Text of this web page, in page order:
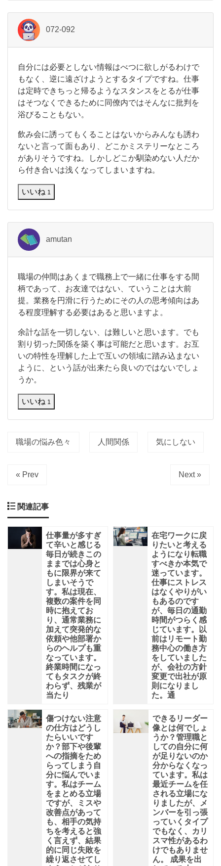
072-092
自
分
に
は
必
要
し
な
い
情
報
べ
つ
が
る
で
も
な
自分には必要としない情報はべつに欲しがるわけで
もなく、逆に遠ざけようとするタイプですね。仕事
は定時できちっと帰るようなスタンスをとるが仕事
はそつなくできるために同僚内ではそんなに批判を
浴びることもない。
飲み会に誘ってもくることはないからみんなも誘わ
ないと言って面もあり、どこかミステリーなところ
がありそうですね。しかしどこか馴染めない人だか
ら付き合いは浅くなってしまいますね。
いいね 1
amutan
職
場
の
仲
間
あ
く
ま
で
職
務
で
一
仕
事
る
で
職場の仲間はあくまで職務上で一緒に仕事をする間
柄であって、お友達ではない、ていうことは大前
提。業務を円滑に行うためにその人の思考傾向はあ
る程度理解する必要はあると思いますよ。
余計な話を一切しない、は難しいと思います。でも
割り切った関係を築く事は可能だと思います。お互
いの特性を理解した上で互いの領域に踏み込まない
ように、という話が出来たら良いのではないでしょ
うか。
いいね 1
職場の悩み色々 人間関係 気にしない
« Prev Next »
関連記事
仕事量が多すぎ
て辛いと感じる
毎日が続きこの
ままでは心身と
もに限界が来て
しまいそうで
す。私は現在、
複数の案件を同
時に抱えてお
り、通常業務に
加えて突発的な
依頼や他部署か
らのヘルプも重
なっています。
終業時間になっ
てもタスクが終
わらず、残業が
当たり
在宅ワークに戻
りたいと考える
ようになり転職
すべきか本気で
迷っています。
仕事にストレス
はなくやりがい
もあるのです
が、毎日の通勤
時間がつらく感
じています。以
前はリモート勤
務中心の働き方
をしていました
が、会社の方針
変更で出社が原
則になりまし
た。通
傷つけない注意
の仕方はどうし
たらいいです
か？部下や後輩
への指摘をため
らってしまう自
分に悩んでいま
す。私はチーム
をまとめる立場
ですが、ミスや
改善点があって
も、相手の気持
ちを考えると強
く言えず、結果
的に同じ失敗を
繰り返させてし
できるリーダー
像とは何でしょ
うか？管理職と
しての自分に何
が足りないのか
分からなくなっ
ています。私は
最近チームを任
される立場にな
りましたが、メ
ンバーを引っ張
っていくタイプ
でもなく、カリ
スマ性があるわ
けでもありませ
ん。 成果を出